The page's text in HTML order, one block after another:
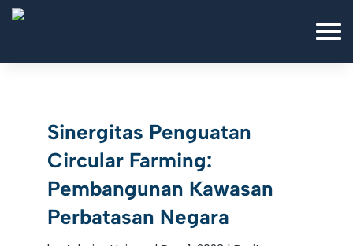
Sinergitas Penguatan
Circular Farming:
Pembangunan Kawasan
Perbatasan Negara